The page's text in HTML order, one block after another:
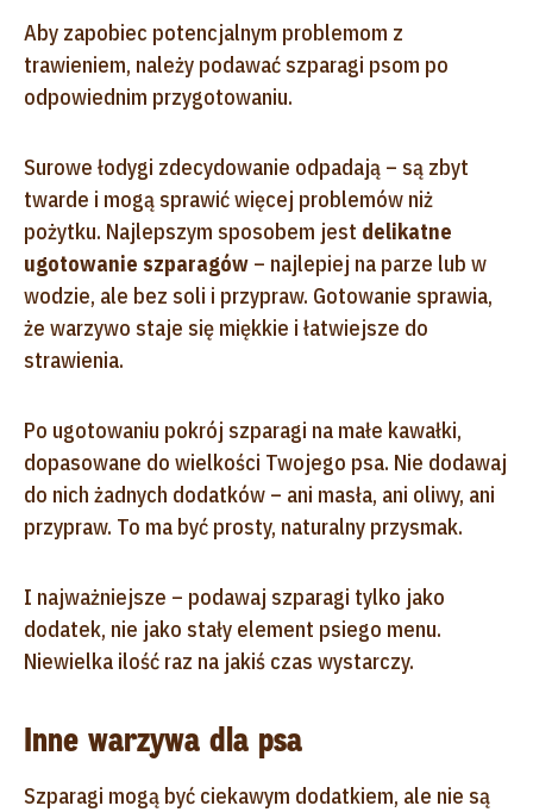
Aby zapobiec potencjalnym problemom z
trawieniem, należy podawać szparagi psom po
odpowiednim przygotowaniu.
Surowe łodygi zdecydowanie odpadają – są zbyt
twarde i mogą sprawić więcej problemów niż
pożytku. Najlepszym sposobem jest delikatne
ugotowanie szparagów – najlepiej na parze lub w
wodzie, ale bez soli i przypraw. Gotowanie sprawia,
że warzywo staje się miękkie i łatwiejsze do
strawienia.
Po ugotowaniu pokrój szparagi na małe kawałki,
dopasowane do wielkości Twojego psa. Nie dodawaj
do nich żadnych dodatków – ani masła, ani oliwy, ani
przypraw. To ma być prosty, naturalny przysmak.
I najważniejsze – podawaj szparagi tylko jako
dodatek, nie jako stały element psiego menu.
Niewielka ilość raz na jakiś czas wystarczy.
Inne warzywa dla psa
Szparagi mogą być ciekawym dodatkiem, ale nie są